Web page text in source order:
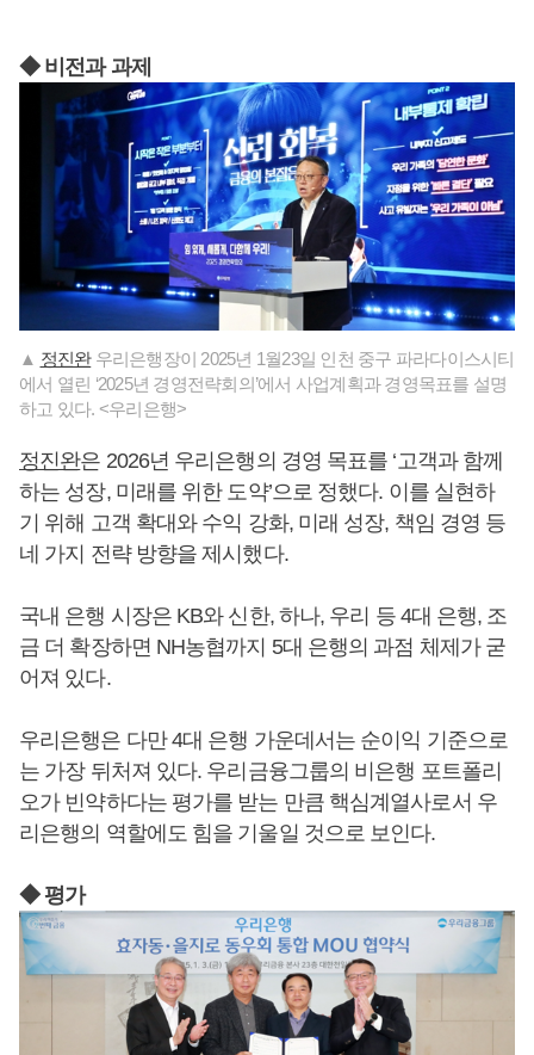
◆ 비전과 과제
▲ 정진완우리은행장이 2025년 1월23일 인천 중구 파라다이스시티
에서 열린 ‘2025년 경영전략회의’에서 사업계획과 경영목표를 설명
하고 있다. <우리은행>
정진완은 2026년 우리은행의 경영 목표를 ‘고객과 함께
하는 성장, 미래를 위한 도약’으로 정했다. 이를 실현하
기 위해 고객 확대와 수익 강화, 미래 성장, 책임 경영 등
네 가지 전략 방향을 제시했다.
국내 은행 시장은 KB와 신한, 하나, 우리 등 4대 은행, 조
금 더 확장하면 NH농협까지 5대 은행의 과점 체제가 굳
어져 있다.
우리은행은 다만 4대 은행 가운데서는 순이익 기준으로
는 가장 뒤처져 있다. 우리금융그룹의 비은행 포트폴리
오가 빈약하다는 평가를 받는 만큼 핵심계열사로서 우
리은행의 역할에도 힘을 기울일 것으로 보인다.
◆ 평가